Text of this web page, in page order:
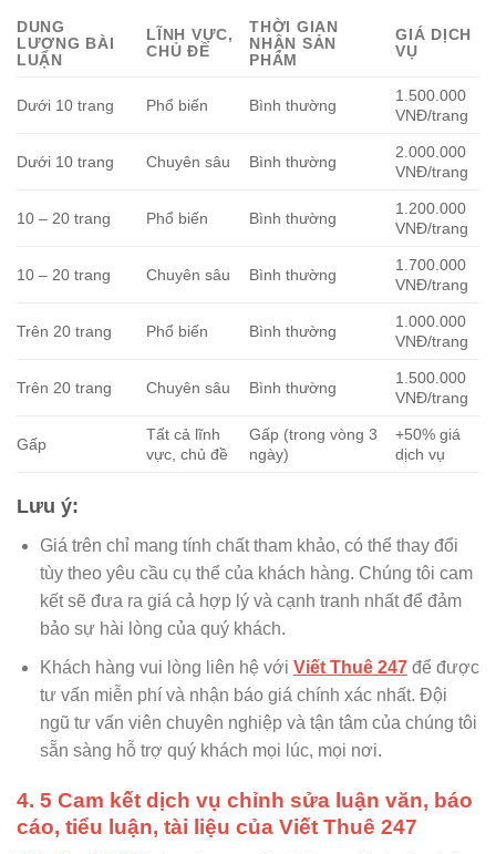
DUNG
LƯỢNG BÀI
LUẬN
LĨNH VỰC,
CHỦ ĐỀ
THỜI GIAN
NHẬN SẢN
PHẨM
GIÁ DỊCH
VỤ
Dưới 10 trang Phổ biến Bình thường
1.500.000
VNĐ/trang
Dưới 10 trang Chuyên sâu Bình thường
2.000.000
VNĐ/trang
10 – 20 trang Phổ biến Bình thường
1.200.000
VNĐ/trang
10 – 20 trang Chuyên sâu Bình thường
1.700.000
VNĐ/trang
Trên 20 trang Phổ biến Bình thường
1.000.000
VNĐ/trang
Trên 20 trang Chuyên sâu Bình thường
1.500.000
VNĐ/trang
Gấp
Tất cả lĩnh
vực, chủ đề
Gấp (trong vòng 3
ngày)
+50% giá
dịch vụ
Lưu ý:
Giá trên chỉ mang tính chất tham khảo, có thể thay đổi
tùy theo yêu cầu cụ thể của khách hàng. Chúng tôi cam
kết sẽ đưa ra giá cả hợp lý và cạnh tranh nhất để đảm
bảo sự hài lòng của quý khách.
Khách hàng vui lòng liên hệ với Viết Thuê 247để được
tư vấn miễn phí và nhận báo giá chính xác nhất. Đội
ngũ tư vấn viên chuyên nghiệp và tận tâm của chúng tôi
sẵn sàng hỗ trợ quý khách mọi lúc, mọi nơi.
4. 5 Cam kết dịch vụ chỉnh sửa luận văn, báo
cáo, tiểu luận, tài liệu của Viết Thuê 247